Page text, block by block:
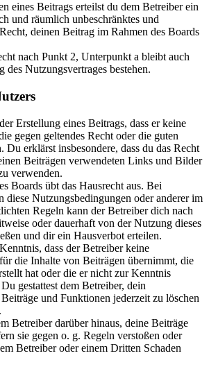
eines Beitrags erteilst du dem Betreiber ein
und räumlich unbeschränktes und
deinen Beitrag im Rahmen des Boards
nach Punkt 2, Unterpunkt a bleibt auch
des Nutzungsvertrages bestehen.
Erstellung eines Beitrags, dass er keine
gegen geltendes Recht oder die guten
Du erklärst insbesondere, dass du das Recht
Beiträgen verwendeten Links und Bilder
verwenden.
Boards übt das Hausrecht aus. Bei
diese Nutzungsbedingungen oder anderer im
Regeln kann der Betreiber dich nach
oder dauerhaft von der Nutzung dieses
und dir ein Hausverbot erteilen.
dass der Betreiber keine
die Inhalte von Beiträgen übernimmt, die
hat oder die er nicht zur Kenntnis
gestattest dem Betreiber, dein
und Funktionen jederzeit zu löschen
Betreiber darüber hinaus, deine Beiträge
sie gegen o. g. Regeln verstoßen oder
Betreiber oder einem Dritten Schaden